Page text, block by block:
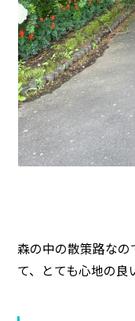
森の中の散策路な
て、とても心地の良